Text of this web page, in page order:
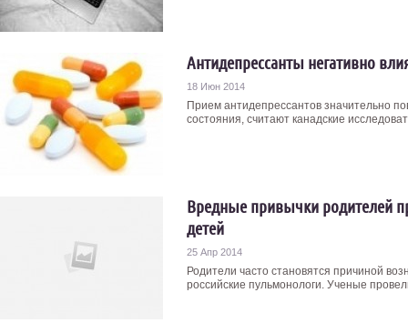
Антидепрессанты негативно
18 Июн 2014
Прием антидепрессантов значительно
состояния, считают канадские
Вредные привычки родителей
детей
25 Апр 2014
Родители часто становятся причиной
российские пульмонологи. Ученые